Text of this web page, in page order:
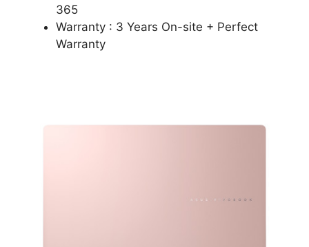
365
Warranty : 3 Years On-site + Perfect
Warranty